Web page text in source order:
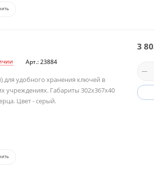
Арт.: 23884
удобного хранения ключей в
учреждениях. Габариты 302х367х40
Цвет - серый.
3